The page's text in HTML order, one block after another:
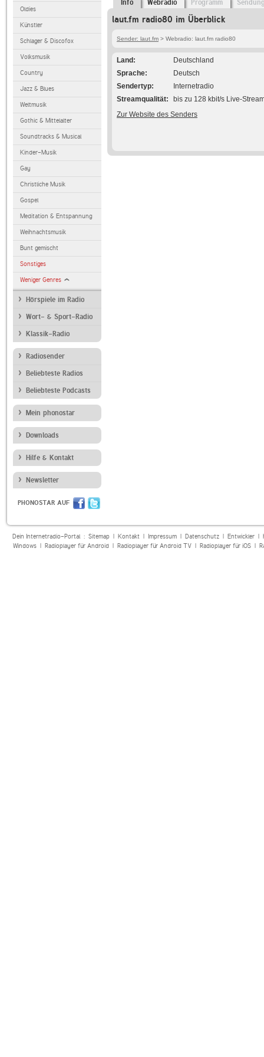
Oldies
Künstler
Schlager & Discofox
Volksmusik
Country
Jazz & Blues
Weltmusik
Gothic & Mittelalter
Soundtracks & Musical
Kinder-Musik
Gay
Christliche Musik
Gospel
Meditation & Entspannung
Weihnachtsmusik
Bunt gemischt
Sonstiges
Weniger Genres
Hörspiele im Radio
Wort- & Sport-Radio
Klassik-Radio
Radiosender
Beliebteste Radios
Beliebteste Podcasts
Mein phonostar
Downloads
Hilfe & Kontakt
Newsletter
PHONOSTAR AUF
Info Webradio Programm
laut.fm radio80 im Überblick
Sender: laut.fm > Webradio: laut.fm radio80
Land
Deutschland
Sprache
Deutsch
Sendertyp
Internetradio
Streamqualität
bis zu 128 kbit/s Live-
Zur Website des Senders
Dein Internetradio-Portal : Sitemap| Kontakt| Impressum| Datenschutz| Entwickler|
Windows| Radioplayer für Android| Radioplayer für Android TV| Radioplayer für iOS|